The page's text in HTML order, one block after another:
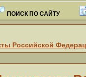
ПОИСК ПО САЙТУ
Российской